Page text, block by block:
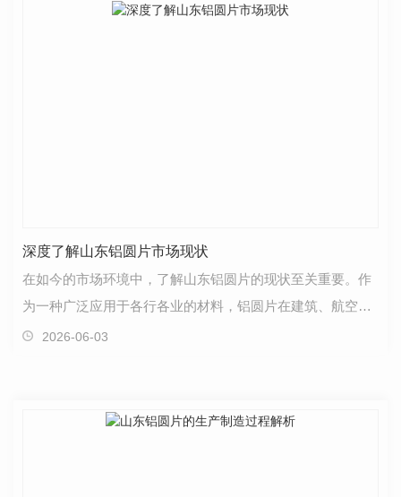
深度了解山东铝圆片市场现状
在如今的市场环境中，了解山东铝圆片的现状至关重要。作
为一种广泛应用于各行各业的材料，铝圆片在建筑、航空航
天、交通运输等领域都扮演着重要角色。首先，从供需…
2026-06-03